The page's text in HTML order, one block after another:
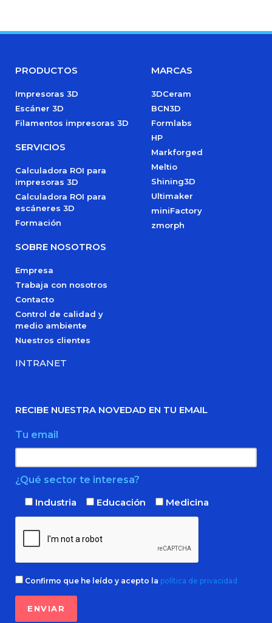
PRODUCTOS
Impresoras 3D
Escáner 3D
Filamentos impresoras 3D
SERVICIOS
Calculadora ROI para
impresoras 3D
Calculadora ROI para
escáneres 3D
Formación
SOBRE NOSOTROS
Empresa
Trabaja con nosotros
Contacto
Control de calidad y
medio ambiente
Nuestros clientes
INTRANET
MARCAS
3DCeram
BCN3D
Formlabs
HP
Markforged
Meltio
Shining3D
Ultimaker
miniFactory
zmorph
RECIBE NUESTRA NOVEDAD EN TU EMAIL
Tu email
¿Qué sector te interesa?
Industria
Educación Medicina
Confirmo que he leído y acepto la política de privacidad